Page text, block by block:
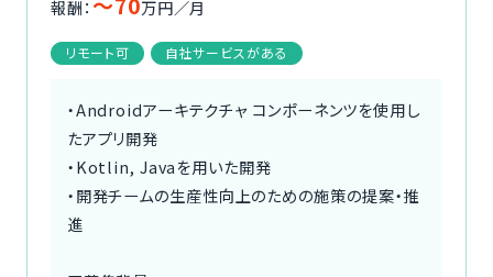
報酬：
万円／月
リモート可 自社サービスがある
・Androidアーキテクチャ コンポーネンツを使用し
たアプリ開発
・Kotlin, Javaを用いた開発
・開発チームの生産性向上のための施策の提案・推
進